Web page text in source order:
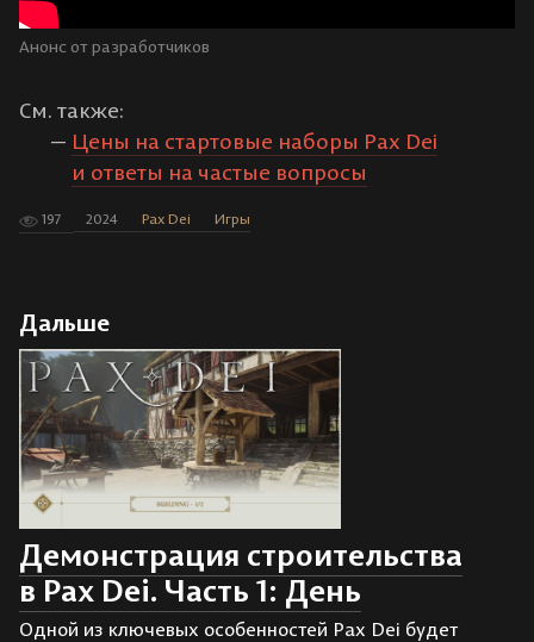
Анонс от разработчиков
См. также:
Цены на стартовые наборы Pax Dei
и ответы на частые вопросы
197 2024 Pax Dei Игры
Дальше
Демонстрация строительства
в Pax Dei. Часть 1: День
Одной из ключевых особенностей Pax Dei будет